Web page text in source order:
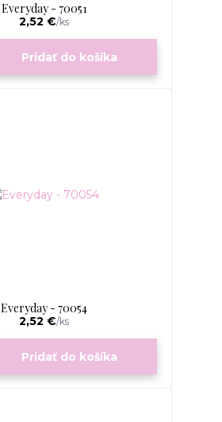
Everyday - 70051
2,52 €/ks
Pridať do košíka
Everyday - 70054
2,52 €/ks
Pridať do košíka